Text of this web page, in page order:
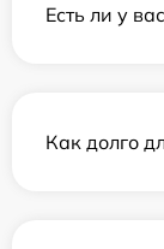
Есть ли у
Как долго